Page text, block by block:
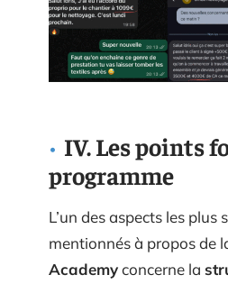
IV. Les points
programme
L’un des aspects les plus
mentionnés à propos de
Academyconcerne la